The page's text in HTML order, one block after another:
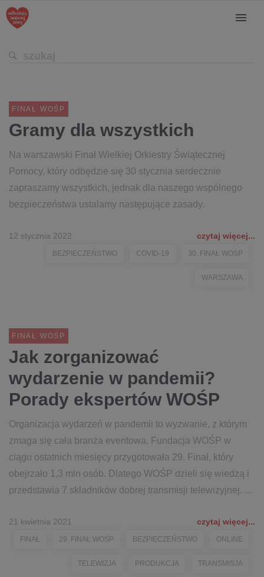
FINAŁ WOŚP
Gramy dla wszystkich
Na warszawski Finał Wielkiej Orkiestry Świątecznej
Pomocy, który odbędzie się 30 stycznia serdecznie
zapraszamy wszystkich, jednak dla naszego wspólnego
bezpieczeństwa ustalamy następujące zasady.
12 stycznia 2022 czytaj więcej...
BEZPIECZEŃSTWO COVID-19 30. FINAŁ WOŚP
WARSZAWA
FINAŁ WOŚP
Jak zorganizować
wydarzenie w pandemii?
Porady ekspertów WOŚP
Organizacja wydarzeń w pandemii to wyzwanie, z którym
zmaga się cała branża eventowa. Fundacja WOŚP w
ciągu ostatnich miesięcy przygotowała 29. Finał, który
obejrzało 1,3 mln osób. Dlatego WOŚP dzieli się wiedzą i
przedstawia 7 składników dobrej transmisji telewizyjnej. ...
21 kwietnia 2021 czytaj więcej...
FINAŁ 29. FINAŁ WOŚP BEZPIECZEŃSTWO ONLINE
TELEWIZJA PRODUKCJA TRANSMISJA